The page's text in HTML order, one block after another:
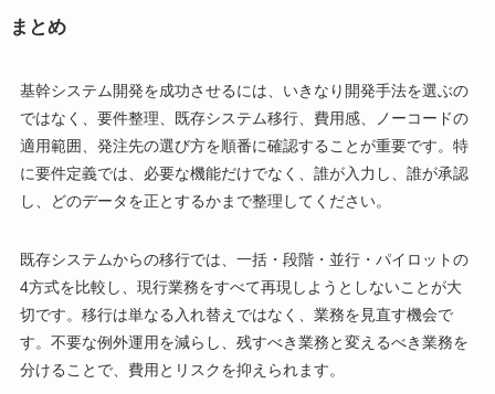
まとめ
基幹システム開発を成功させるには、いきなり開発手法を選ぶの
ではなく、要件整理、既存システム移行、費用感、ノーコードの
適用範囲、発注先の選び方を順番に確認することが重要です。特
に要件定義では、必要な機能だけでなく、誰が入力し、誰が承認
し、どのデータを正とするかまで整理してください。
既存システムからの移行では、一括・段階・並行・パイロットの
4方式を比較し、現行業務をすべて再現しようとしないことが大
切です。移行は単なる入れ替えではなく、業務を見直す機会で
す。不要な例外運用を減らし、残すべき業務と変えるべき業務を
分けることで、費用とリスクを抑えられます。